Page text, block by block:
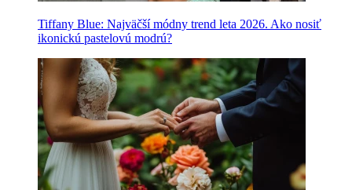
Tiffany Blue: Najväčší módny trend leta 2026. Ako nosiť
ikonickú pastelovú modrú?